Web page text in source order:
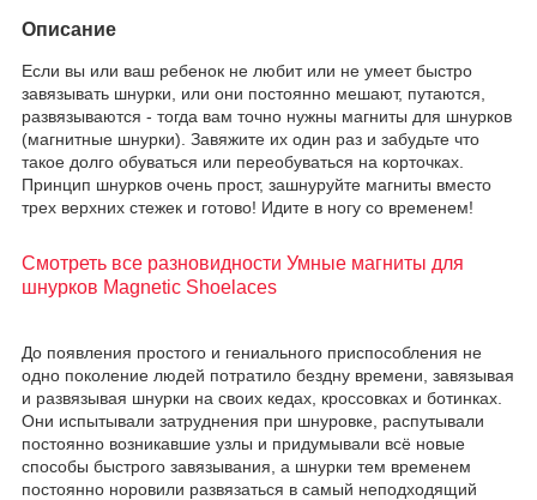
Описание
Если вы или ваш ребенок не любит или не умеет быстро
завязывать шнурки, или они постоянно мешают, путаются,
развязываются - тогда вам точно нужны магниты для шнурков
(магнитные шнурки). Завяжите их один раз и забудьте что
такое долго обуваться или переобуваться на корточках.
Принцип шнурков очень прост, зашнуруйте магниты вместо
трех верхних стежек и готово! Идите в ногу со временем!
Смотреть все разновидности Умные магниты для
шнурков Magnetic Shoelaces
До появления простого и гениального приспособления не
одно поколение людей потратило бездну времени, завязывая
и развязывая шнурки на своих кедах, кроссовках и ботинках.
Они испытывали затруднения при шнуровке, распутывали
постоянно возникавшие узлы и придумывали всё новые
способы быстрого завязывания, а шнурки тем временем
постоянно норовили развязаться в самый неподходящий